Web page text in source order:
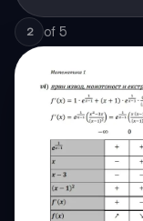
2 of 5